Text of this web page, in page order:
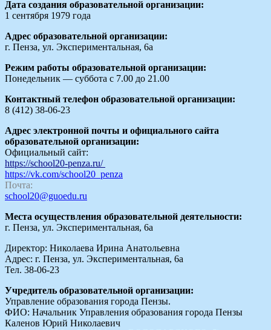
Дата создания образовательной организации:
1 сентября 1979 года
Адрес образовательной организации:
г. Пенза, ул. Экспериментальная, 6а
Режим работы образовательной организации:
Понедельник — суббота с 7.00 до 21.00
Контактный телефон образовательной организации:
8 (412) 38-06-23
Адрес электронной почты и официального сайта
образовательной организации:
Официальный сайт:
https://school20-penza.ru/
https://vk.com/school20_penza
Почта:
school20@guoedu.ru
Места осуществления образовательной деятельности:
г. Пенза, ул. Экспериментальная, 6а
Директор: Николаева Ирина Анатольевна
Адрес: г. Пенза, ул. Экспериментальная, 6а
Тел. 38-06-23
Учредитель образовательной организации:
Управление образования города Пензы.
ФИО: Начальник Управления образования города Пензы
Каленов Юрий Николаевич